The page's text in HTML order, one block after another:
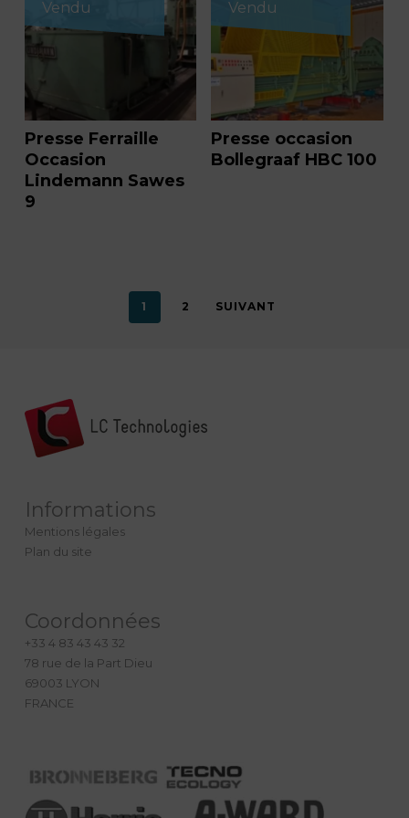
Vendu
Presse Ferraille
Occasion
Lindemann Sawes
9
Vendu
Presse occasion
Bollegraaf HBC 100
1 2 SUIVANT
Informations
Mentions légales
Plan du site
Coordonnées
+33 4 83 43 43 32
78 rue de la Part Dieu
69003 LYON
FRANCE